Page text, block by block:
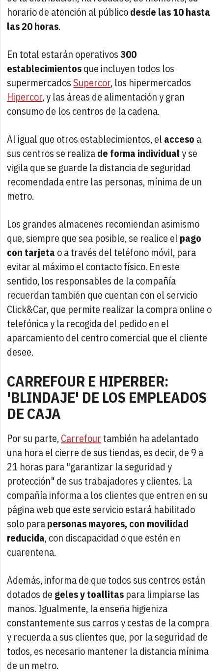
horario de atención al públicodesde las 10 hasta
las 20 horas.
En total estarán operativos300
establecimientosque incluyen todos los
supermercadosSupercor, los hipermercados
Hipercor, y las áreas de alimentación y gran
consumo de los centros de la cadena.
Al igual que otros establecimientos, el acceso a
sus centros se realizade forma individualy se
vigila que se guarde la distancia de seguridad
recomendada entre las personas, mínima de un
metro.
Los grandes almacenes recomiendan asimismo
que, siempre que sea posible, se realice el pago
con tarjeta o a través del teléfono móvil, para
evitar al máximo el contacto físico. En este
sentido, los responsables de la compañía
recuerdan también que cuentan con el servicio
Click&Car, que permite realizar la compra online o
telefónica y la recogida del pedido en el
aparcamiento del centro comercial que el cliente
desee.
CARREFOUR E HIPERBER:
'BLINDAJE' DE LOS EMPLEADOS
DE CAJA
Por su parte,Carrefour también ha adelantado
una hora el cierre de sus tiendas, es decir, de 9 a
21 horas para "garantizar la seguridad y
protección" de sus trabajadores y clientes. La
compañía informa a los clientes que entren en su
página web que este servicio estará habilitado
solo parapersonas mayores, con movilidad
reducida, con discapacidad o que estén en
cuarentena.
Además, informa de que todos sus centros están
dotados de geles y toallitas para limpiarse las
manos. Igualmente, la enseña higieniza
constantemente sus carros y cestas de la compra
y recuerda a sus clientes que, por la seguridad de
todos, es necesario mantener la distancia mínima
de un metro.